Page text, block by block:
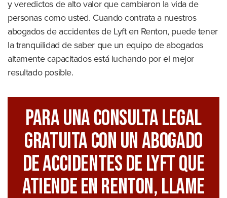
y veredictos de alto valor que cambiaron la vida de
personas como usted. Cuando contrata a nuestros
abogados de accidentes de Lyft en Renton, puede tener
la tranquilidad de saber que un equipo de abogados
altamente capacitados está luchando por el mejor
resultado posible.
Para Una Consulta Legal
GRATUITA Con Un Abogado
De Accidentes De Lyft Que
Atiende En Renton, Llame